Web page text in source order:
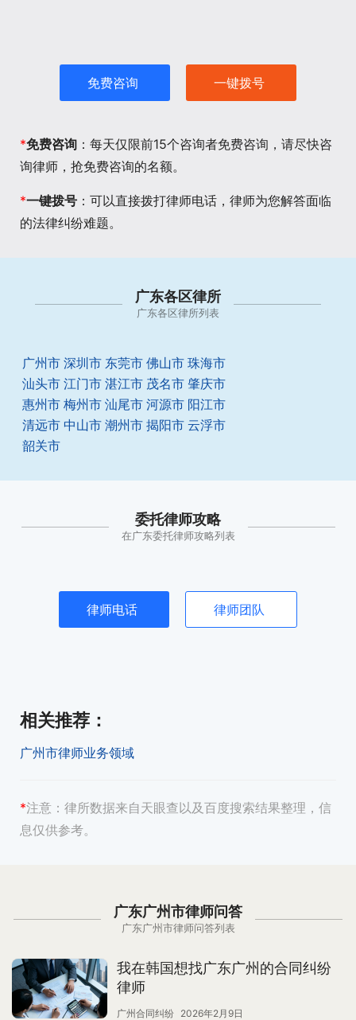
免费咨询 一键拨号
*免费咨询 ：每天仅限前15个咨询者免费咨询，请尽快咨
询律师，抢免费咨询的名额。
*一键拨号 ：可以直接拨打律师电话，律师为您解答面临
的法律纠纷难题。
广东各区律所
广东各区律所列表
广州市 深圳市 东莞市 佛山市 珠海市
汕头市 江门市 湛江市 茂名市 肇庆市
惠州市 梅州市 汕尾市 河源市 阳江市
清远市 中山市 潮州市 揭阳市 云浮市
韶关市
委托律师攻略
在广东委托律师攻略列表
律师电话 律师团队
相关推荐 ：
广州市律师业务领域
*注意： 律所数据来自天眼查以及百度搜索结果整理，信
息仅供参考。
广东广州市律师问答
广东广州市律师问答列表
我在韩国想找广东广州的合同纠纷
律师
广州合同纠纷 2026年2月9日